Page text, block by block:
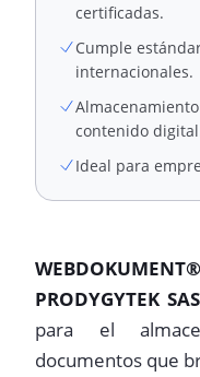
certificadas.
Cumple
internacionales.
contenido
Ideal para
WEBDOKUMENT®
PRODYGYTEK
para el
documentos que